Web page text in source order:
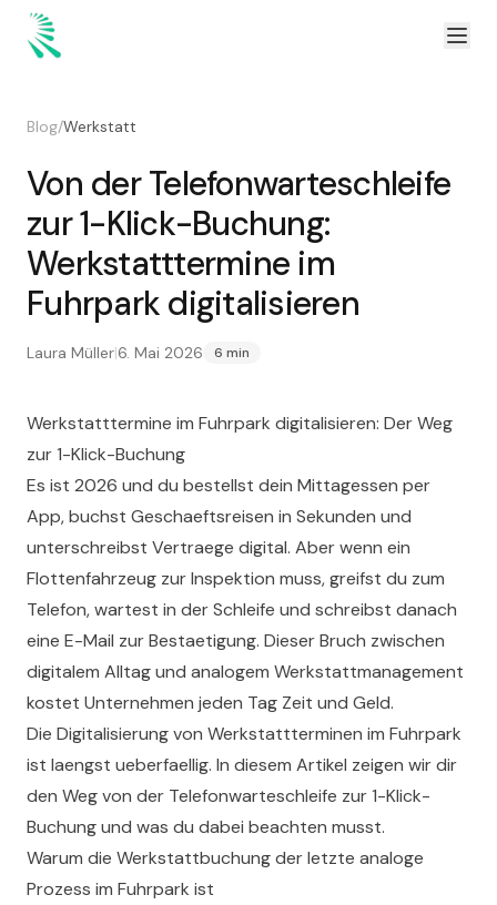
Zum Inhalt springen
Zum Hauptinhalt springen
Blog/Werkstatt
Von der Telefonwarteschleife
zur 1-Klick-Buchung:
Werkstatttermine im
Fuhrpark digitalisieren
Laura Müller|6. Mai 2026 6 min
Werkstatttermine im Fuhrpark digitalisieren: Der Weg
zur 1-Klick-Buchung
Es ist 2026 und du bestellst dein Mittagessen per
App, buchst Geschaeftsreisen in Sekunden und
unterschreibst Vertraege digital. Aber wenn ein
Flottenfahrzeug zur Inspektion muss, greifst du zum
Telefon, wartest in der Schleife und schreibst danach
eine E-Mail zur Bestaetigung. Dieser Bruch zwischen
digitalem Alltag und analogem Werkstattmanagement
kostet Unternehmen jeden Tag Zeit und Geld.
Die Digitalisierung von Werkstattterminen im Fuhrpark
ist laengst ueberfaellig. In diesem Artikel zeigen wir dir
den Weg von der Telefonwarteschleife zur 1-Klick-
Buchung und was du dabei beachten musst.
Warum die Werkstattbuchung der letzte analoge
Prozess im Fuhrpark ist